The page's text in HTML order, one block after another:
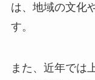
は、地域の文化
す。
また、近年では